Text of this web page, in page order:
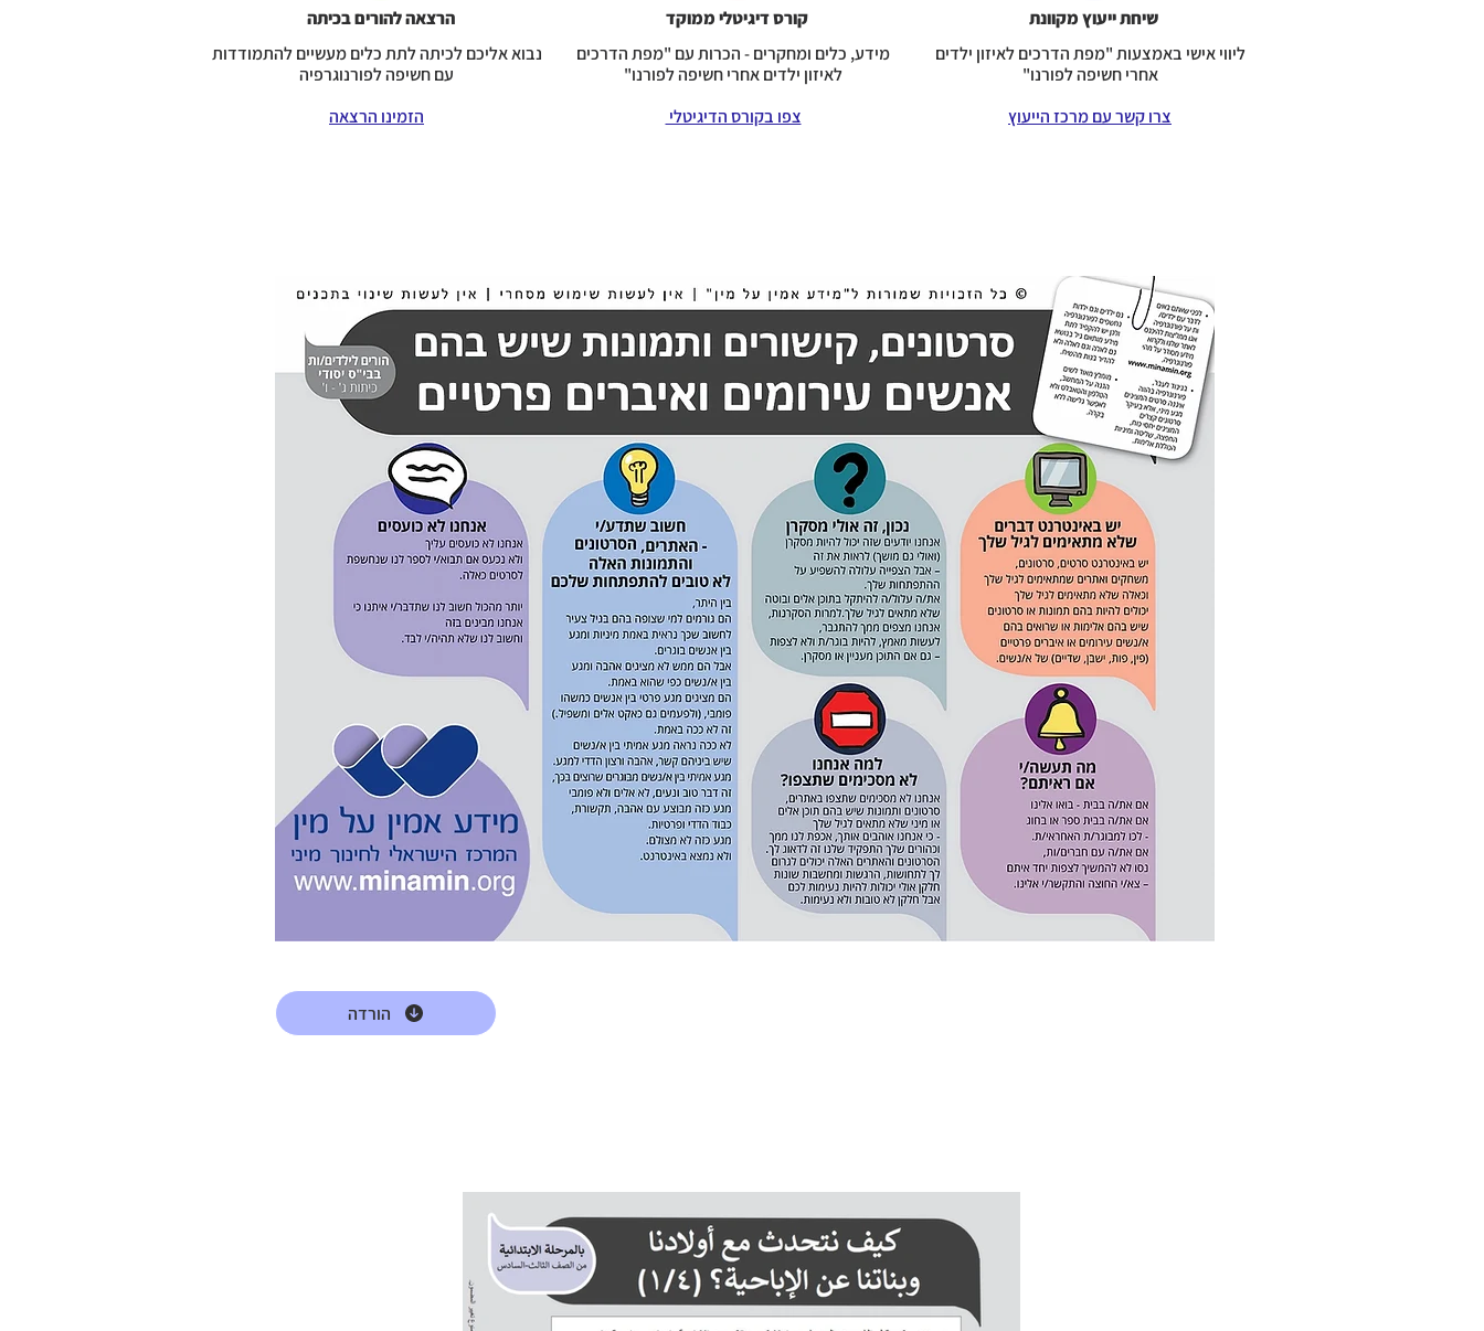
שיחת ייעוץ מקוונת
ליווי אישי באמצעות "מפת הדרכים לאיזון ילדים
אחרי חשיפה לפורנו"
צרו קשר עם מרכז הייעוץ
קורס דיגיטלי ממוקד
מידע, כלים ומחקרים - הכרות עם "מפת הדרכים
לאיזון ילדים אחרי חשיפה לפורנו"
צפו בקורס הדיגיטלי
הרצאה להורים בכיתה
נבוא אליכם לכיתה לתת כלים מעשיים להתמודדות
עם חשיפה לפורנוגרפיה
הזמינו הרצאה
הורדה